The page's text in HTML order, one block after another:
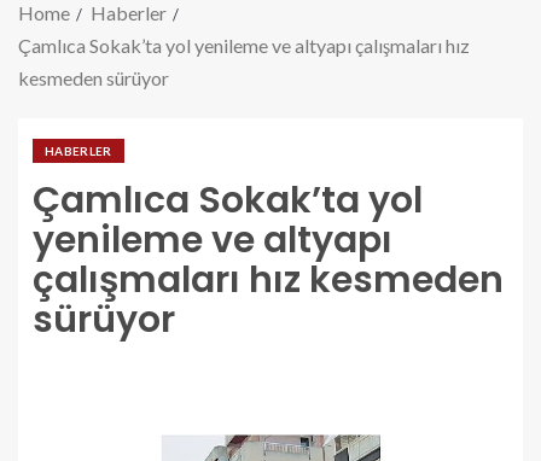
Home
Haberler
Çamlıca Sokak’ta yol yenileme ve altyapı çalışmaları hız
kesmeden sürüyor
HABERLER
Çamlıca Sokak’ta yol
yenileme ve altyapı
çalışmaları hız kesmeden
sürüyor